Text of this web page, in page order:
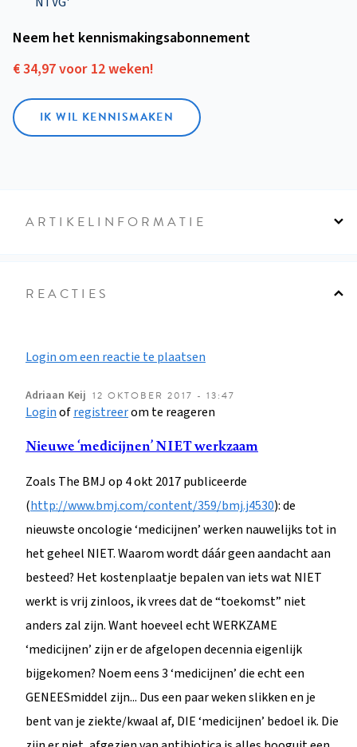
Neem het kennismakings­abonnement
€ 34,97 voor 12 weken!
IK WIL KENNISMAKEN
ARTIKELINFORMATIE
REACTIES
Login om een reactie te plaatsen
Adriaan Keij 12 OKTOBER 2017 - 13:47
Loginofregistreerom te reageren
Nieuwe ‘medicijnen’ NIET werkzaam
Zoals The BMJ op 4 okt 2017 publiceerde
(http://www.bmj.com/content/359/bmj.j4530): de
nieuwste oncologie ‘medicijnen’ werken nauwelijks tot in
het geheel NIET. Waarom wordt dáár geen aandacht aan
besteed? Het kostenplaatje bepalen van iets wat NIET
werkt is vrij zinloos, ik vrees dat de “toekomst” niet
anders zal zijn. Want hoeveel echt WERKZAME
‘medicijnen’ zijn er de afgelopen decennia eigenlijk
bijgekomen? Noem eens 3 ‘medicijnen’ die echt een
GENEESmiddel zijn... Dus een paar weken slikken en je
bent van je ziekte/kwaal af, DIE ‘medicijnen’ bedoel ik. Die